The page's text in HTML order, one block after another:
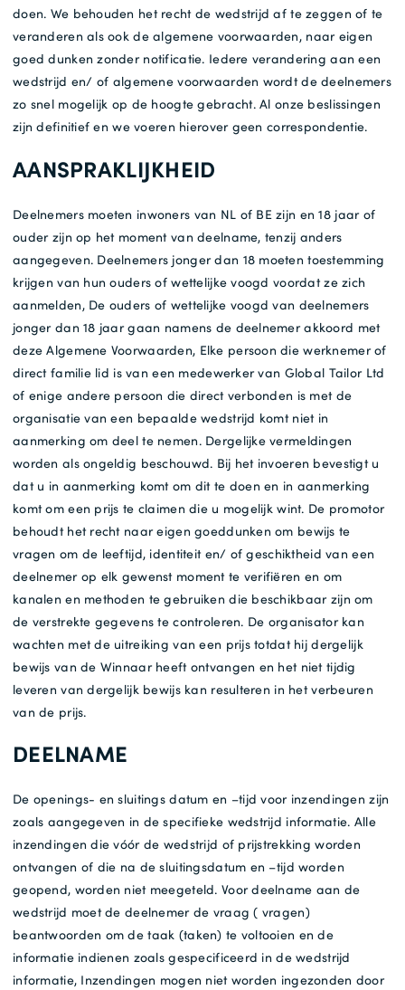
doen. We behouden het recht de wedstrijd af te zeggen of te
veranderen als ook de algemene voorwaarden, naar eigen
goed dunken zonder notificatie. Iedere verandering aan een
wedstrijd en/ of algemene voorwaarden wordt de deelnemers
zo snel mogelijk op de hoogte gebracht. Al onze beslissingen
zijn definitief en we voeren hierover geen correspondentie.
AANSPRAKLIJKHEID
Deelnemers moeten inwoners van NL of BE zijn en 18 jaar of
ouder zijn op het moment van deelname, tenzij anders
aangegeven. Deelnemers jonger dan 18 moeten toestemming
krijgen van hun ouders of wettelijke voogd voordat ze zich
aanmelden, De ouders of wettelijke voogd van deelnemers
jonger dan 18 jaar gaan namens de deelnemer akkoord met
deze Algemene Voorwaarden, Elke persoon die werknemer of
direct familie lid is van een medewerker van Global Tailor Ltd
of enige andere persoon die direct verbonden is met de
organisatie van een bepaalde wedstrijd komt niet in
aanmerking om deel te nemen. Dergelijke vermeldingen
worden als ongeldig beschouwd. Bij het invoeren bevestigt u
dat u in aanmerking komt om dit te doen en in aanmerking
komt om een prijs te claimen die u mogelijk wint. De promotor
behoudt het recht naar eigen goeddunken om bewijs te
vragen om de leeftijd, identiteit en/ of geschiktheid van een
deelnemer op elk gewenst moment te verifiëren en om
kanalen en methoden te gebruiken die beschikbaar zijn om
de verstrekte gegevens te controleren. De organisator kan
wachten met de uitreiking van een prijs totdat hij dergelijk
bewijs van de Winnaar heeft ontvangen en het niet tijdig
leveren van dergelijk bewijs kan resulteren in het verbeuren
van de prijs.
DEELNAME
De openings- en sluitings datum en –tijd voor inzendingen zijn
zoals aangegeven in de specifieke wedstrijd informatie. Alle
inzendingen die vóór de wedstrijd of prijstrekking worden
ontvangen of die na de sluitingsdatum en –tijd worden
geopend, worden niet meegeteld. Voor deelname aan de
wedstrijd moet de deelnemer de vraag ( vragen)
beantwoorden om de taak (taken) te voltooien en de
informatie indienen zoals gespecificeerd in de wedstrijd
informatie, Inzendingen mogen niet worden ingezonden door